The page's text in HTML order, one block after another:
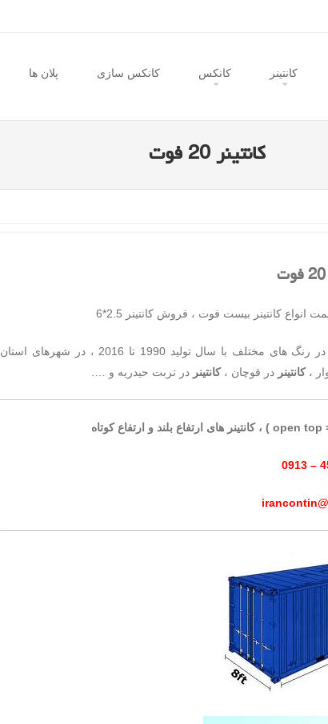
کانتینر کانکس کانکس سازی پلان ها
کانتینر 20 فوت
مشهد کانتین ارائه دهنده انواع کانتینر در سایز 20 فوت ( 2.5 * 6 ) در رنگ های مختلف با سال تولید 1990 تا 2016 ، در شهرهای استان
،کانتینر در قوچان ،کانتینر در تربت حیدریه و ….